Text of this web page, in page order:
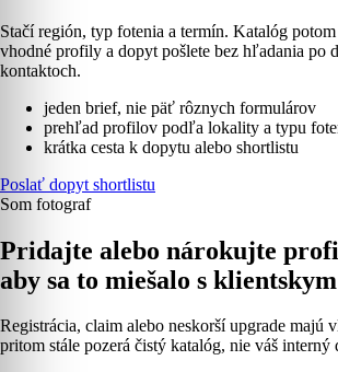
Stačí región, typ fotenia a termín. Katalóg
vhodné profily a dopyt pošlete bez hľadania po
kontaktoch.
jeden brief, nie päť rôznych formulárov
prehľad profilov podľa lokality a typu
krátka cesta k dopytu alebo shortlistu
Poslať dopyt shortlistu
Som fotograf
Pridajte alebo nárokujte
aby sa to miešalo s
Registrácia, claim alebo neskorší upgrade majú
pritom stále pozerá čistý katalóg, nie váš interný